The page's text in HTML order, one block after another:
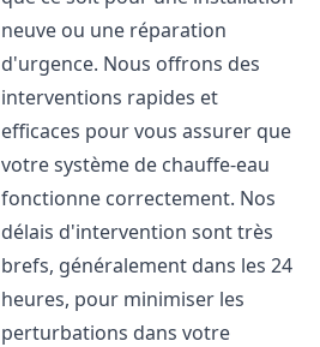
neuve ou une réparation
d'urgence. Nous offrons des
interventions rapides et
efficaces pour vous assurer que
votre système de chauffe-eau
fonctionne correctement. Nos
délais d'intervention sont très
brefs, généralement dans les 24
heures, pour minimiser les
perturbations dans votre